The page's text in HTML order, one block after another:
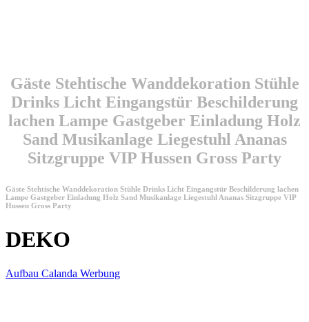
Gäste Stehtische Wanddekoration Stühle
Drinks Licht Eingangstür Beschilderung
lachen Lampe Gastgeber Einladung Holz
Sand Musikanlage Liegestuhl Ananas
Sitzgruppe VIP Hussen Gross Party
Gäste Stehtische Wanddekoration Stühle Drinks Licht Eingangstür Beschilderung lachen
Lampe Gastgeber Einladung Holz Sand Musikanlage Liegestuhl Ananas Sitzgruppe VIP
Hussen Gross Party
DEKO
Aufbau Calanda Werbung